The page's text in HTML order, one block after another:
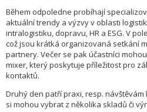
Během odpoledne probíhají
aktuální trendy a výzvy v oblasti
intralogistiku, dopravu, HR a ESG. V
což jsou krátká organizovaná setkání
partnery. Večer se pak účastníci
mixer, který poskytuje příležitost pro
kontaktů.
Druhý den patří praxi, resp. návštěvám
si mohou vybrat z několika skladů či